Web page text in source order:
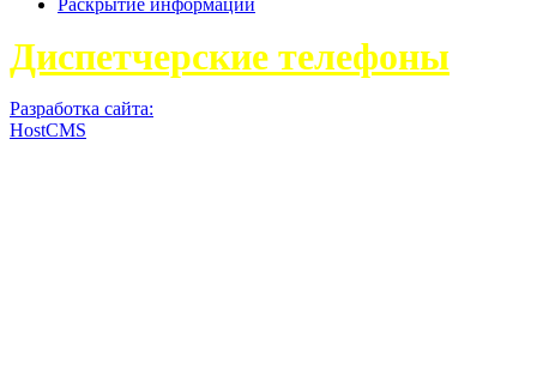
Раскрытие информации
Диспетчерские телефоны
Разработка сайта:
HostCMS